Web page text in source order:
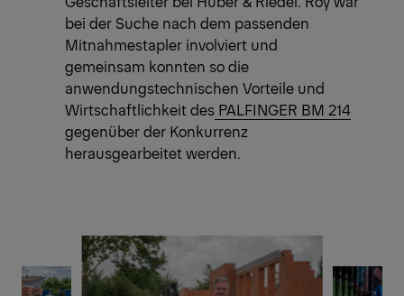
bei der Suche nach dem passenden
Mitnahmestapler involviert und
gemeinsam konnten so die
anwendungstechnischen Vorteile und
Wirtschaftlichkeit des PALFINGER BM 214
gegenüber der Konkurrenz
herausgearbeitet werden.